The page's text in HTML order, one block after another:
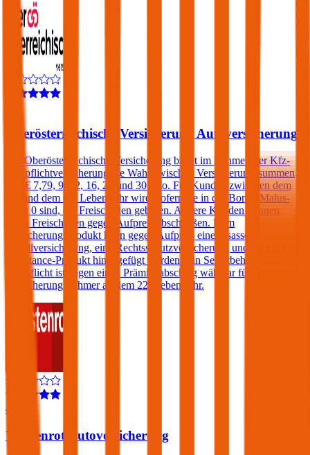
Oberösterreichische Versicherung Autoversicherung
Die Oberösterreichische Versicherung bietet im Rahmen der Kfz-
Haftpflichtversicherung die Wahl zwischen Versicherungssummen
von € 7,79, 9, 12, 16, 20 und 30 Mio. Für Kunden zwischen dem
25. und dem 69. Lebensjahr wird, sofern sie in der Bonus Malus-
Stufe 0 sind, ein Freischaden geboten. Andere Kunden können
einen Freischaden gegen Aufpreis abschließen. Dem
Versicherungsprodukt kann gegen Aufpreis eine Insassen-
Unfallversicherung, eine Rechtsschutzversicherung und/oder ein
Assistance-Produkt hinzugefügt werden. Ein Selbstbehalt in der
Haftpflicht ist gegen einen Prämienabschlag wählbar für
Versicherungsnehmer ab dem 22. Lebensjahr.
4,4
Wüstenrot Autoversicherung